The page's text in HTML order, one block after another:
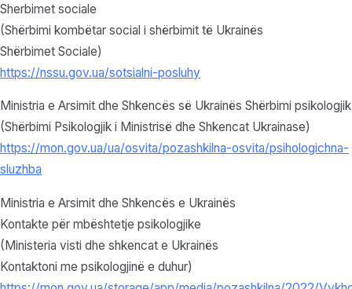
Sherbimet sociale
(Shërbimi kombëtar social i shërbimit të Ukrainës
Shërbimet Sociale)
https://nssu.gov.ua/sotsialni-posluhy
Ministria e Arsimit dhe Shkencës së Ukrainës Shërbimi psikologjik
(Shërbimi Psikologjik i Ministrisë dhe Shkencat Ukrainase)
https://mon.gov.ua/ua/osvita/pozashkilna-osvita/psihologichna-
sluzhba
Ministria e Arsimit dhe Shkencës e Ukrainës
Kontakte për mbështetje psikologjike
(Ministeria visti dhe shkencat e Ukrainës
Kontaktoni me psikologjinë e duhur)